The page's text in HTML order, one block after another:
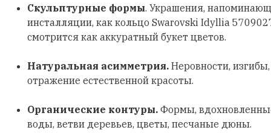
Скульптурные формы. Украшения,
инсталляции, как кольцо Swarovski Idyllia
смотрится как аккуратный букет цветов.
Натуральная асимметрия. Неровности,
отражение естественной красоты.
Органические контуры. Формы,
воды, ветви деревьев, цветы, песчаные дюны.